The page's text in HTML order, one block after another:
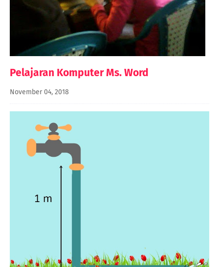
Pelajaran Komputer Ms. Word
November 04, 2018